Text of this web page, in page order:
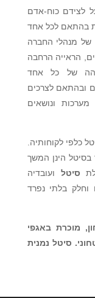
לצידם כוח-אדם
בהתאם לכל אחד
של מנהלי החברה
הראייה הרחבה
של כל אחד
ובהתאם לצרכים
ונושאים
כלפי לקוחותיה.
הינן המשך
סיטל
ועובדיה
בלתי נפרד
מוכרת באגפי
סיטל נמנית